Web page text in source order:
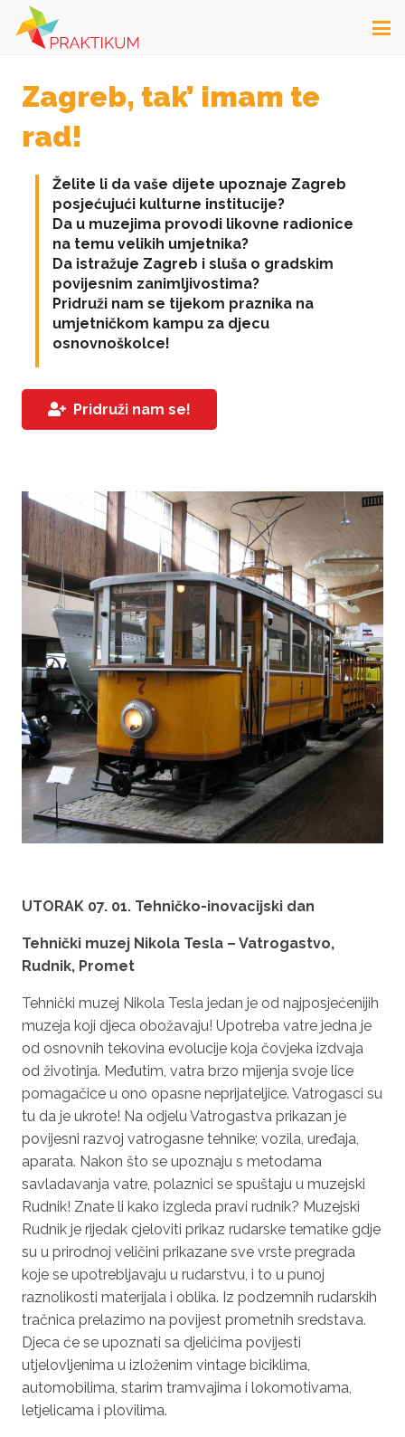
Zagreb, tak’ imam te
rad!
Želite li da vaše dijete upoznaje Zagreb
posjećujući kulturne institucije?
Da u muzejima provodi likovne radionice
na temu velikih umjetnika?
Da istražuje Zagreb i sluša o gradskim
povijesnim zanimljivostima?
Pridruži nam se tijekom praznika na
umjetničkom kampu za djecu
osnovnoškolce!
Pridruži nam se!
UTORAK 07. 01. Tehničko-inovacijski dan
Tehnički muzej Nikola Tesla – Vatrogastvo,
Rudnik, Promet
Tehnički muzej Nikola Tesla jedan je od najposjećenijih
muzeja koji djeca obožavaju! Upotreba vatre jedna je
od osnovnih tekovina evolucije koja čovjeka izdvaja
od životinja. Međutim, vatra brzo mijenja svoje lice
pomagačice u ono opasne neprijateljice. Vatrogasci su
tu da je ukrote! Na odjelu Vatrogastva prikazan je
povijesni razvoj vatrogasne tehnike; vozila, uređaja,
aparata. Nakon što se upoznaju s metodama
savladavanja vatre, polaznici se spuštaju u muzejski
Rudnik! Znate li kako izgleda pravi rudnik? Muzejski
Rudnik je rijedak cjeloviti prikaz rudarske tematike gdje
su u prirodnoj veličini prikazane sve vrste pregrada
koje se upotrebljavaju u rudarstvu, i to u punoj
raznolikosti materijala i oblika. Iz podzemnih rudarskih
tračnica prelazimo na povijest prometnih sredstava.
Djeca će se upoznati sa djelićima povijesti
utjelovljenima u izloženim vintage biciklima,
automobilima, starim tramvajima i lokomotivama,
letjelicama i plovilima.